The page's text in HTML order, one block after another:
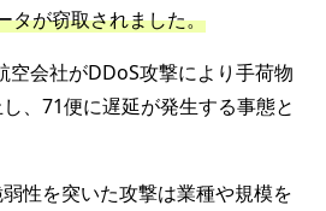
タが窃取されました。
空会社がDDoS攻撃により手荷物
、71便に遅延が発生する事態と
性を突いた攻撃は業種や規模を